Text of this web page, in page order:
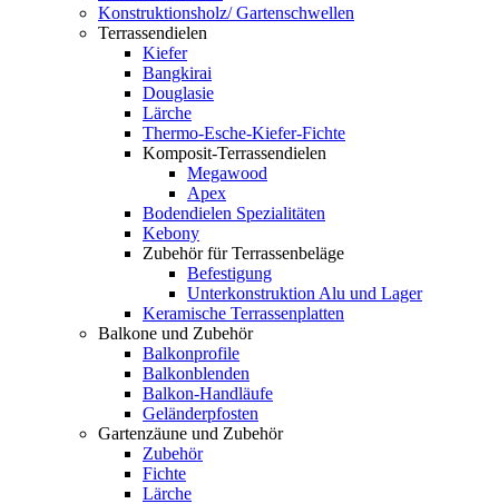
Konstruktionsholz/ Gartenschwellen
Terrassendielen
Kiefer
Bangkirai
Douglasie
Lärche
Thermo-Esche-Kiefer-Fichte
Komposit-Terrassendielen
Megawood
Apex
Bodendielen Spezialitäten
Kebony
Zubehör für Terrassenbeläge
Befestigung
Unterkonstruktion Alu und Lager
Keramische Terrassenplatten
Balkone und Zubehör
Balkonprofile
Balkonblenden
Balkon-Handläufe
Geländerpfosten
Gartenzäune und Zubehör
Zubehör
Fichte
Lärche